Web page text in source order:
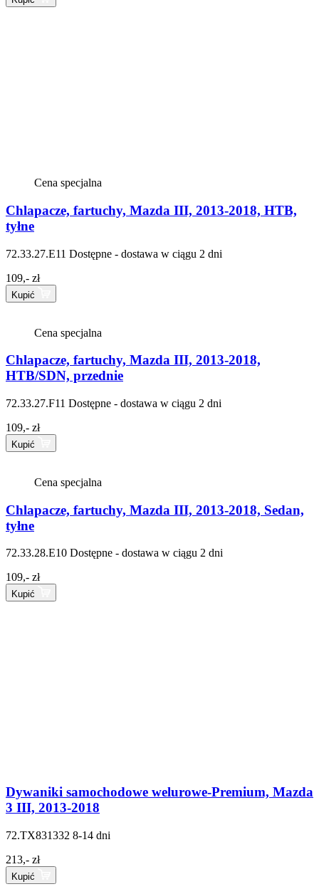
Cena specjalna
Chlapacze, fartuchy, Mazda III, 2013-2018, HTB,
tyłne
72.33.27.E11 Dostępne - dostawa w ciągu 2 dni
109,- zł
Kupić
Cena specjalna
Chlapacze, fartuchy, Mazda III, 2013-2018,
HTB/SDN, przednie
72.33.27.F11 Dostępne - dostawa w ciągu 2 dni
109,- zł
Kupić
Cena specjalna
Chlapacze, fartuchy, Mazda III, 2013-2018, Sedan,
tyłne
72.33.28.E10 Dostępne - dostawa w ciągu 2 dni
109,- zł
Kupić
Dywaniki samochodowe welurowe-Premium, Mazda
3 III, 2013-2018
72.TX831332 8-14 dni
213,- zł
Kupić